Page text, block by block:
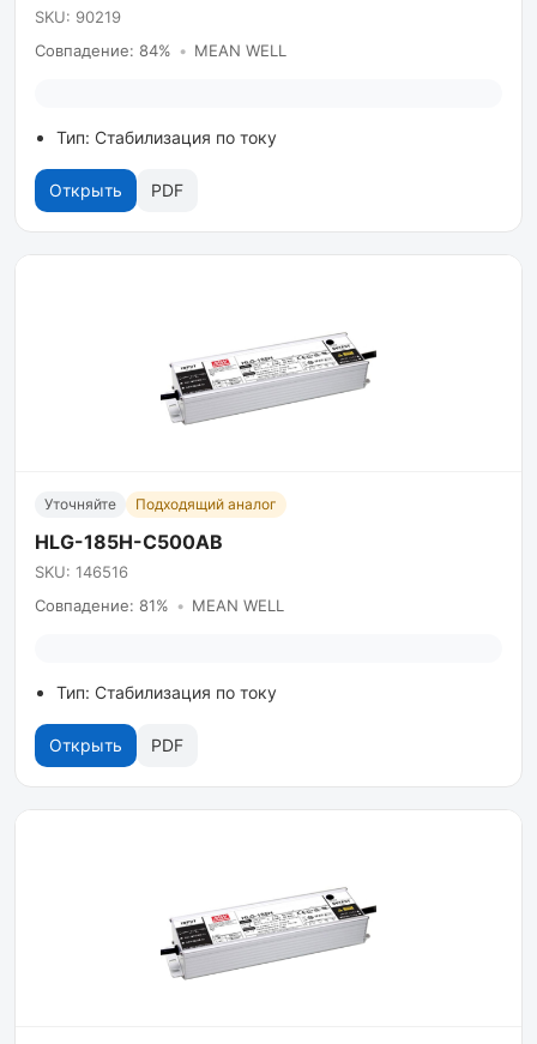
SKU: 90219
Совпадение: 84% • MEAN WELL
Тип: Стабилизация по току
Открыть PDF
Уточняйте Подходящий аналог
HLG-185H-C500AB
SKU: 146516
Совпадение: 81% • MEAN WELL
Тип: Стабилизация по току
Открыть PDF